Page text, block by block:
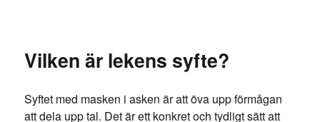
Vilken är lekens syfte?
Syftet med masken i asken är att öva upp förmågan
att dela upp tal. Det är ett konkret och tydligt sätt att